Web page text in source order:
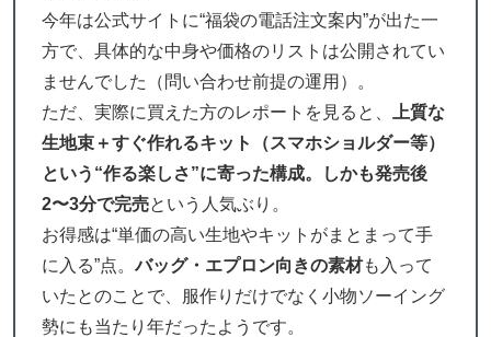
今年は公式サイトに“福袋の電話注文案内”が出た一
方で、具体的な中身や価格のリストは公開されてい
ませんでした（問い合わせ前提の運用）。
ただ、実際に買えた方のレポートを見ると、
上質な
生地束＋すぐ作れるキット（スマホショルダー等）
という“作る楽しさ”に寄った構成。しかも発売後
2〜3分で完売という人気ぶり。
お得感は“単価の高い生地やキットがまとまって手
に入る”点。バッグ・エプロン向きの素材も入って
いたとのことで、服作りだけでなく小物ソーイング
勢にも当たり年だったようです。